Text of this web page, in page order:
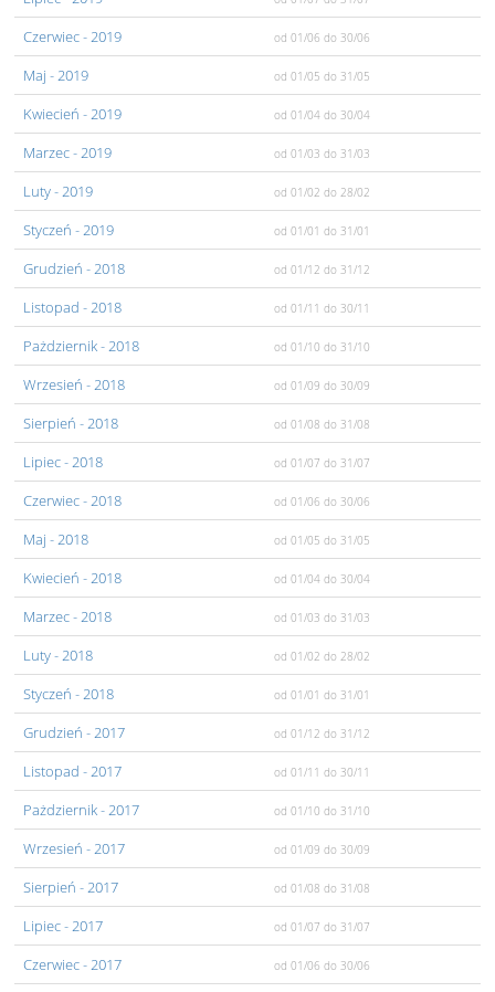
Czerwiec- 2019 od 01/06 do 30/06
Maj - 2019 od 01/05 do 31/05
Kwiecień - 2019 od 01/04 do 30/04
Marzec- 2019 od 01/03 do 31/03
Luty- 2019 od 01/02 do 28/02
Styczeń - 2019 od 01/01 do 31/01
Grudzień - 2018 od 01/12 do 31/12
Listopad - 2018 od 01/11 do 30/11
Pażdziernik- 2018 od 01/10 do 31/10
Wrzesień - 2018 od 01/09 do 30/09
Sierpień - 2018 od 01/08 do 31/08
Lipiec- 2018 od 01/07 do 31/07
Czerwiec- 2018 od 01/06 do 30/06
Maj - 2018 od 01/05 do 31/05
Kwiecień - 2018 od 01/04 do 30/04
Marzec- 2018 od 01/03 do 31/03
Luty- 2018 od 01/02 do 28/02
Styczeń - 2018 od 01/01 do 31/01
Grudzień - 2017 od 01/12 do 31/12
Listopad - 2017 od 01/11 do 30/11
Pażdziernik- 2017 od 01/10 do 31/10
Wrzesień - 2017 od 01/09 do 30/09
Sierpień - 2017 od 01/08 do 31/08
Lipiec- 2017 od 01/07 do 31/07
Czerwiec- 2017 od 01/06 do 30/06